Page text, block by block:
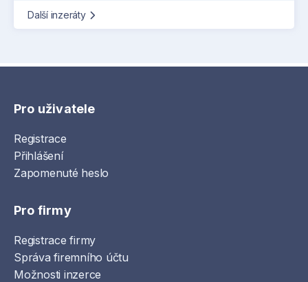
Další inzeráty
Pro uživatele
Registrace
Přihlášení
Zapomenuté heslo
Pro firmy
Registrace firmy
Správa firemního účtu
Možnosti inzerce